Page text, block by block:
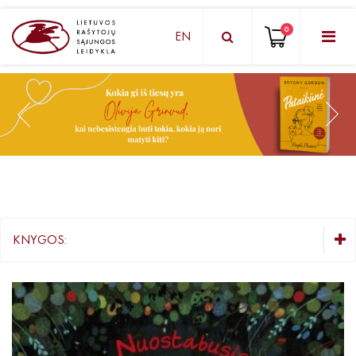
KNYGŲ DĖŽUTĖ - STAIGMENA
Grožinė literatūra
Knygos su autografais
KNYGOS PIGIAU
EN 0
KNYGOS:
Grožinė literatūra
Knygos vaikams ir paaugliams
Negrožinė literatūra